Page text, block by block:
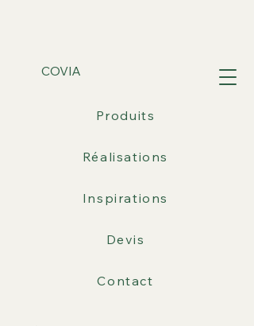
COVIA
Produits
Réalisations
Inspirations
Devis
Contact